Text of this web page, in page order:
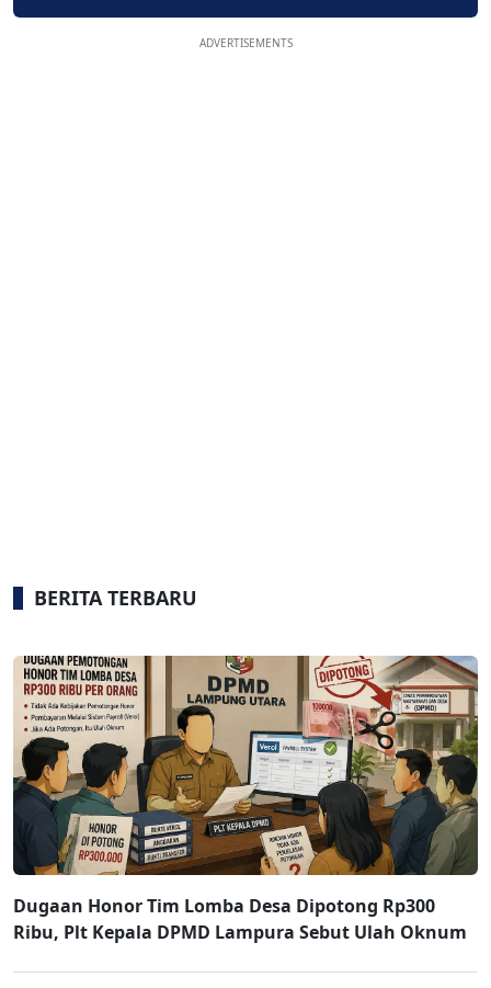
ADVERTISEMENTS
BERITA TERBARU
Dugaan Honor Tim Lomba Desa Dipotong Rp300
Ribu, Plt Kepala DPMD Lampura Sebut Ulah Oknum